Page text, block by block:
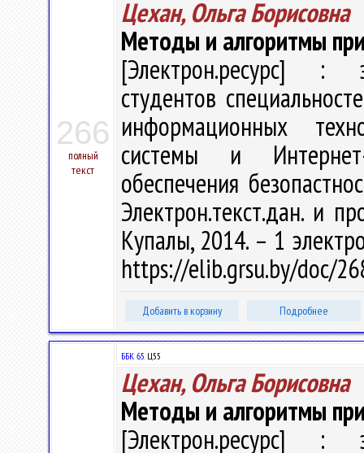
266
полный
текст
Цехан, Ольга Борисовна
Методы и алгоритмы
[Электрон.ресурс] :
студентов
информационных
системы и
обеспечения
Электрон.текст.дан. и
Купалы, 2014. – 1
https://elib.grsu.by/doc/
Добавить в корзину Подробнее
ББК 65.Ц55
Цехан, Ольга Борисовна
Методы и алгоритмы
[Электрон.ресурс] :